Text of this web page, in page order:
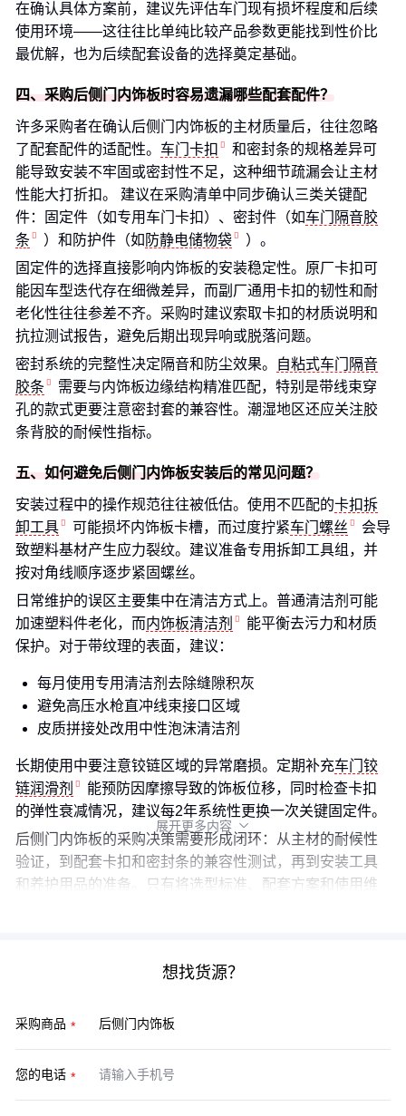
在确认具体方案前，建议先评估车门现有损坏程度和后续
使用环境——这往往比单纯比较产品参数更能找到性价比
最优解，也为后续配套设备的选择奠定基础。
四、采购后侧门内饰板时容易遗漏哪些配套配件？
许多采购者在确认后侧门内饰板的主材质量后，往往忽略
了配套配件的适配性。 车门卡扣
和密封条的规格差异可
能导致安装不牢固或密封性不足，这种细节疏漏会让主材
性能大打折扣。 建议在采购清单中同步确认三类关键配
件：固定件（如专用车门卡扣）、密封件（如车门隔音胶
条
）和防护件（如 防静电储物袋
）。
固定件的选择直接影响内饰板的安装稳定性。原厂卡扣可
能因车型迭代存在细微差异，而副厂通用卡扣的韧性和耐
老化性往往参差不齐。采购时建议索取卡扣的材质说明和
抗拉测试报告，避免后期出现异响或脱落问题。
密封系统的完整性决定隔音和防尘效果。
自粘式车门隔音
胶条
需要与内饰板边缘结构精准匹配，特别是带线束穿
孔的款式更要注意密封套的兼容性。潮湿地区还应关注胶
条背胶的耐候性指标。
五、如何避免后侧门内饰板安装后的常见问题？
安装过程中的操作规范往往被低估。使用不匹配的卡扣拆
卸工具
可能损坏内饰板卡槽，而过度拧紧车门螺丝
会导
致塑料基材产生应力裂纹。建议准备专用拆卸工具组，并
按对角线顺序逐步紧固螺丝。
日常维护的误区主要集中在清洁方式上。普通清洁剂可能
加速塑料件老化，而内饰板清洁剂
能平衡去污力和材质
保护。对于带纹理的表面，建议：
每月使用专用清洁剂去除缝隙积灰
避免高压水枪直冲线束接口区域
皮质拼接处改用中性泡沫清洁剂
长期使用中要注意铰链区域的异常磨损。定期补充车门铰
链润滑剂
能预防因摩擦导致的饰板位移，同时检查卡扣
的弹性衰减情况，建议每2年系统性更换一次关键固定件。
后侧门内饰板的采购决策需要形成闭环：从主材的耐候性
验证，到配套卡扣和密封条的兼容性测试，再到安装工具
和养护用品的准备。只有将选型标准、配套方案和使用维
展开更多内容 
想找货源？
采购商品
您的电话